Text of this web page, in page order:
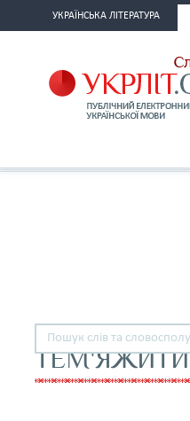
УКРАЇНСЬКА ЛІТЕРАТУРА
ТЕМ'ЯЖИТИ